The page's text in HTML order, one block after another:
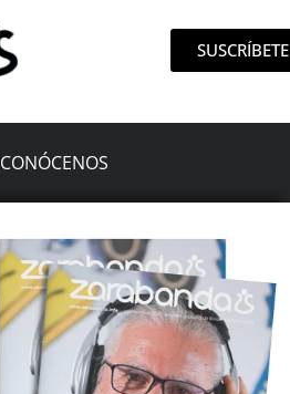
SUSCRÍBETE
CONÓCENOS